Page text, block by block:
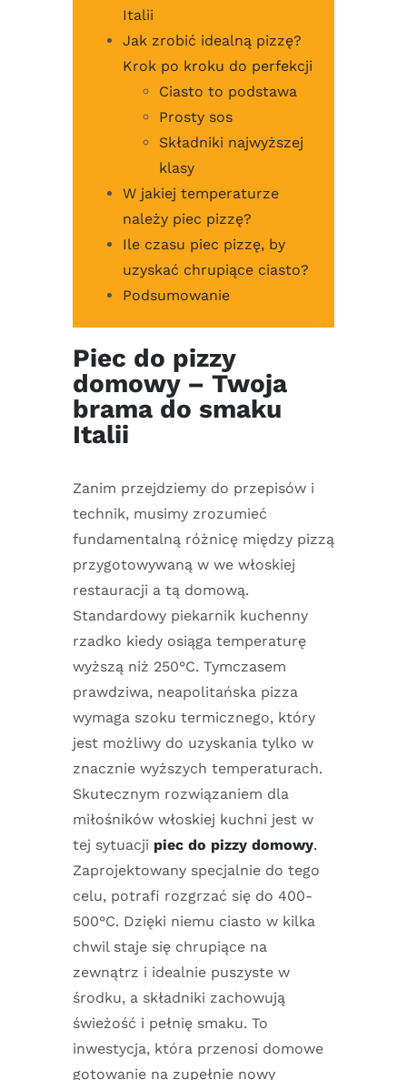
Italii
Jak zrobić idealną pizzę?
Krok po kroku do perfekcji
Ciasto to podstawa
Prosty sos
Składniki najwyższej
klasy
W jakiej temperaturze
należy piec pizzę?
Ile czasu piec pizzę, by
uzyskać chrupiące ciasto?
Podsumowanie
Piec do pizzy
domowy – Twoja
brama do smaku
Italii
Zanim przejdziemy do przepisów i
technik, musimy zrozumieć
fundamentalną różnicę między pizzą
przygotowywaną w we włoskiej
restauracji a tą domową.
Standardowy piekarnik kuchenny
rzadko kiedy osiąga temperaturę
wyższą niż 250°C. Tymczasem
prawdziwa, neapolitańska pizza
wymaga szoku termicznego, który
jest możliwy do uzyskania tylko w
znacznie wyższych temperaturach.
Skutecznym rozwiązaniem dla
miłośników włoskiej kuchni jest w
tej sytuacji piec do pizzy domowy.
Zaprojektowany specjalnie do tego
celu, potrafi rozgrzać się do 400-
500°C. Dzięki niemu ciasto w kilka
chwil staje się chrupiące na
zewnątrz i idealnie puszyste w
środku, a składniki zachowują
świeżość i pełnię smaku. To
inwestycja, która przenosi domowe
gotowanie na zupełnie nowy